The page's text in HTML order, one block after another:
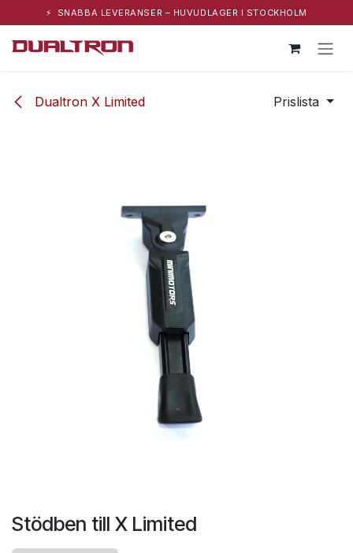
⚡ SNABBA LEVERANSER – HUVUDLAGER I STOCKHOLM
Dualtron X Limited Prislista
Stödben till X Limited